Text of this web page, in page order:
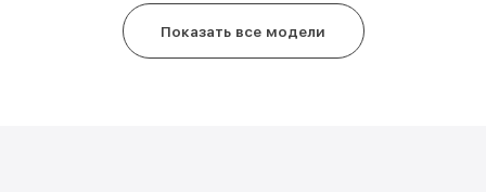
Показать все модели